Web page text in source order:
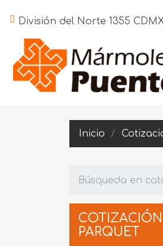
División del Norte 1355
Inicio
PARQUET